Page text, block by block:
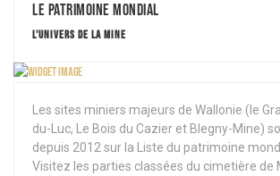
Le patrimoine Mondial
L'UNIVERS DE LA MINE
Les sites miniers majeurs de Wallonie (le
du-Luc, Le Bois du Cazier et Blegny-Mine)
depuis 2012 sur la Liste du patrimoine
Visitez les parties classées du cimetière de